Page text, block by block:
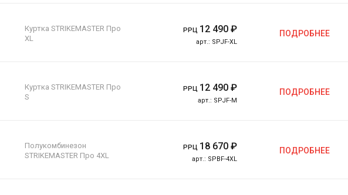
РРЦ 12 490₽
арт.: SPJF-XL
Куртка STRIKEMASTER Про
XL
ПОДРОБНЕЕ
РРЦ 12 490₽
арт.: SPJF-M
Куртка STRIKEMASTER Про
S
ПОДРОБНЕЕ
РРЦ 18 670₽
арт.: SPBF-4XL
Полукомбинезон
STRIKEMASTER Про 4XL
ПОДРОБНЕЕ